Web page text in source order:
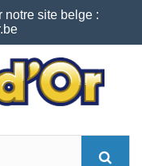
notre site belge :